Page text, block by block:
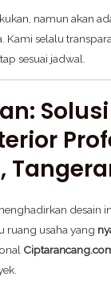
namun akan
Kami selalu
sesuai jadwal.
desain
ruang usaha yang